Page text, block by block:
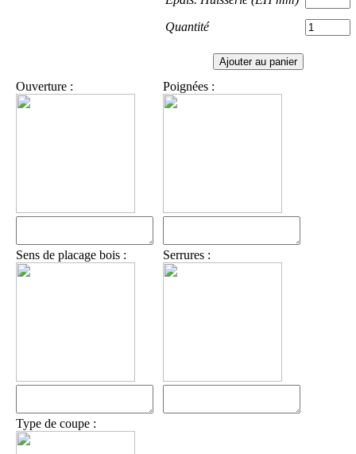
Quantité
Ouverture :
Sens de placage bois :
Type de coupe :
Poignées :
Serrures :